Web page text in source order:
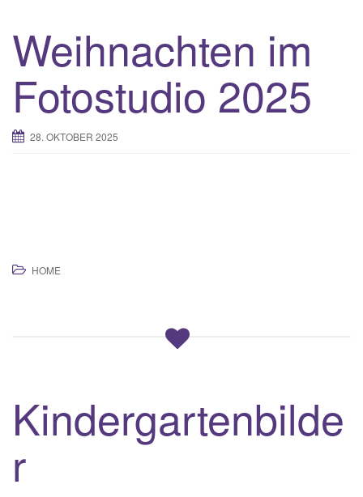
Weihnachten im
Fotostudio 2025
28. OKTOBER 2025
HOME
Kindergartenbilde
r